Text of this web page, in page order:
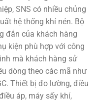
SNS có nhiều chủng
hệ thống khí nén. Bộ
đắn của khách hàng
kiện phù hợp với công
mà khách hàng sử
dòng theo các mã như
Thiết bị đo lường, điều
áp, máy sấy khí,